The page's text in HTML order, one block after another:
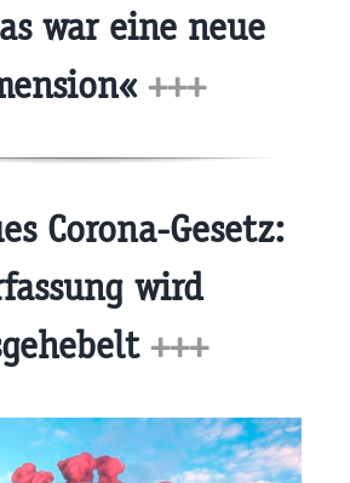
war eine neue
+++
Corona-Gesetz:
wird
+++